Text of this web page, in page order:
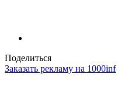
Поделиться
Заказать рекламу на 1000inf